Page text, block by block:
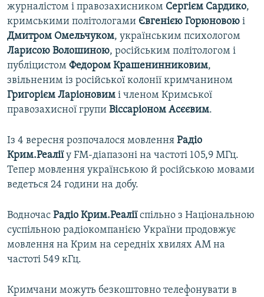
журналістом і правозахисником Сергієм Сардико,
кримськими політологами Євгенією Горюновою і
Дмитром Омельчуком, українським психологом
Ларисою Волошиною, російським політологом і
публіцистом Федором Крашенинниковим,
звільненим із російської колонії кримчанином
Григорієм Ларіоновим і членом Кримської
правозахисної групи Віссаріоном Асєєвим.
Із 4 вересня розпочалося мовлення Радіо
Крим.Реаліїу FM-діапазоні на частоті 105,9 МГц.
Тепер мовлення українською й російською мовами
ведеться 24 години на добу.
Водночас Радіо Крим.Реаліїспільно з Національною
суспільною радіокомпанією України продовжує
мовлення на Крим на середніх хвилях АМ на
частоті 549 кГц.
Кримчани можуть безкоштовно телефонувати в